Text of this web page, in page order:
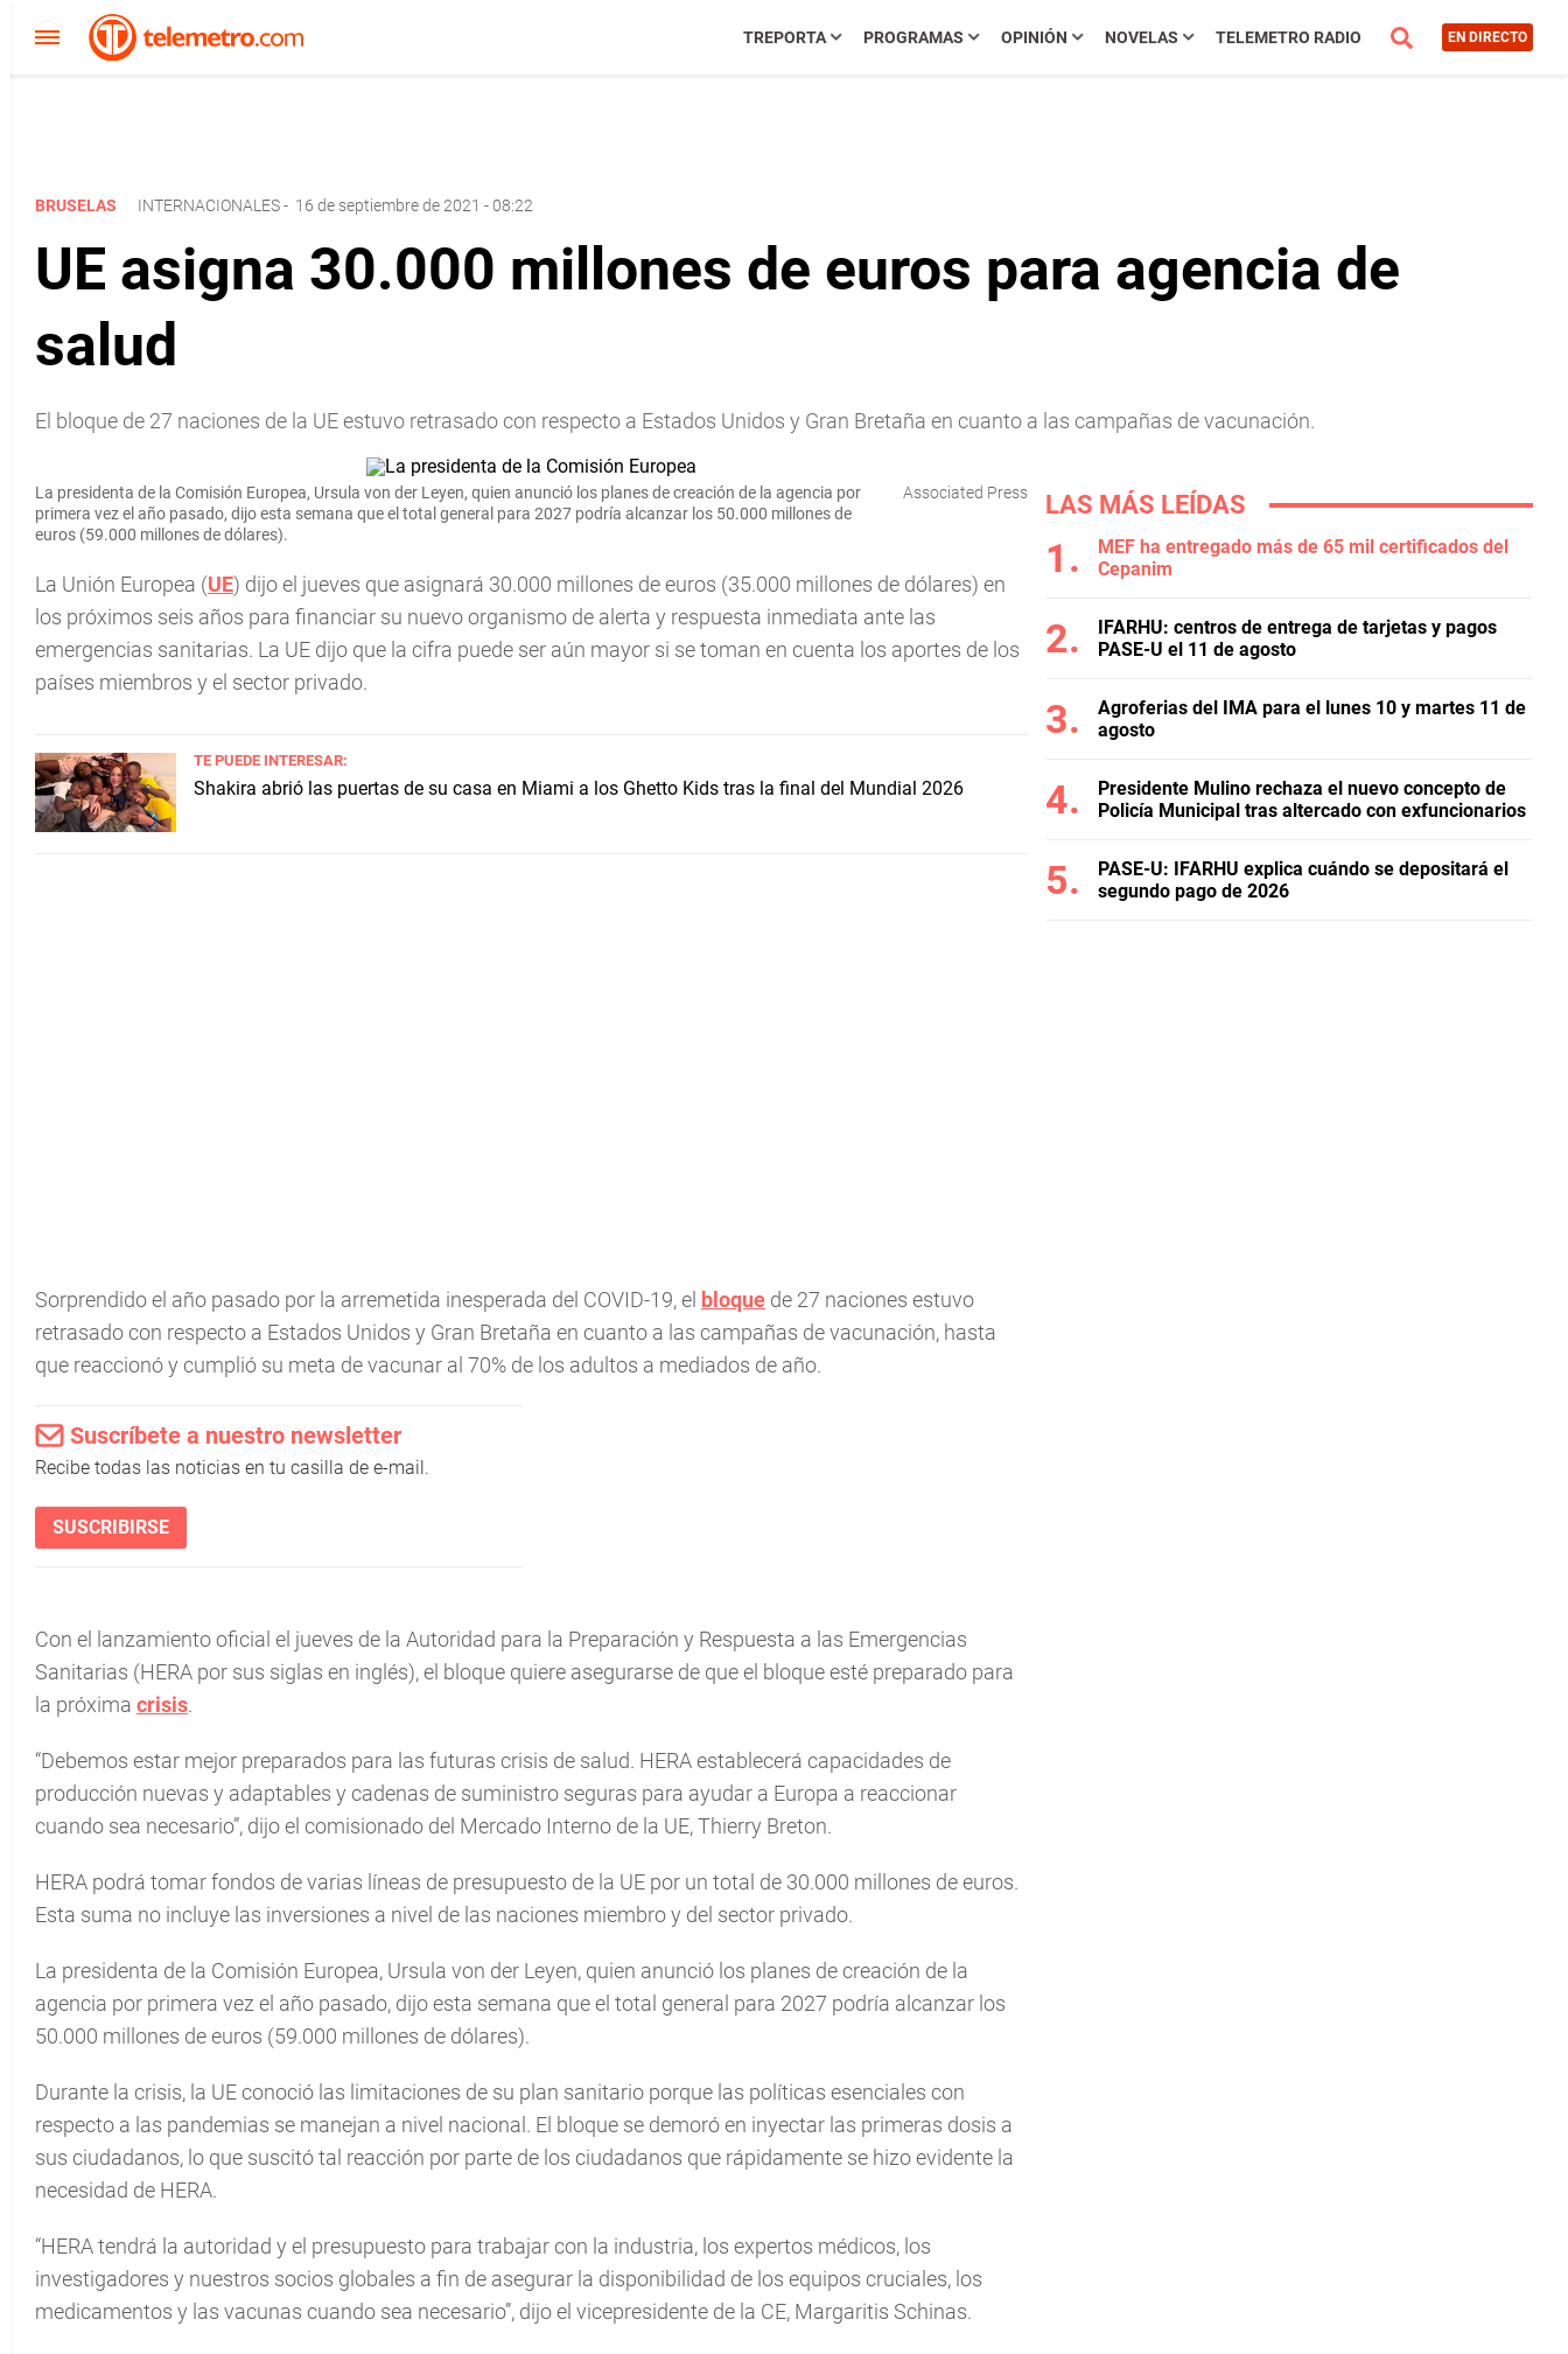
TREPORTA PROGRAMAS OPINIÓN NOVELAS TELEMETRO RADIO EN DIRECTO
BRUSELAS INTERNACIONALES- 16 de septiembre de 2021 - 08:22
UE asigna 30.000 millones de euros para agencia de
salud
El bloque de 27 naciones de la UE estuvo retrasado con respecto a Estados Unidos y Gran Bretaña en cuanto a las campañas de vacunación.
La presidenta de la Comisión Europea, Ursula von der Leyen, quien anunció los planes de creación de la agencia por
primera vez el año pasado, dijo esta semana que el total general para 2027 podría alcanzar los 50.000 millones de
euros (59.000 millones de dólares).
Associated Press
La Unión Europea (UE) dijo el jueves que asignará 30.000 millones de euros (35.000 millones de dólares) en
los próximos seis años para financiar su nuevo organismo de alerta y respuesta inmediata ante las
emergencias sanitarias. La UE dijo que la cifra puede ser aún mayor si se toman en cuenta los aportes de los
países miembros y el sector privado.
TE PUEDE INTERESAR:
Shakira abrió las puertas de su casa en Miami a los Ghetto Kids tras la final del Mundial 2026
Sorprendido el año pasado por la arremetida inesperada del COVID-19, el bloque de 27 naciones estuvo
retrasado con respecto a Estados Unidos y Gran Bretaña en cuanto a las campañas de vacunación, hasta
que reaccionó y cumplió su meta de vacunar al 70% de los adultos a mediados de año.
Suscríbete a nuestro newsletter
Recibe todas las noticias en tu casilla de e-mail.
SUSCRIBIRSE
Con el lanzamiento oficial el jueves de la Autoridad para la Preparación y Respuesta a las Emergencias
Sanitarias (HERA por sus siglas en inglés), el bloque quiere asegurarse de que el bloque esté preparado para
la próxima crisis.
“Debemos estar mejor preparados para las futuras crisis de salud. HERA establecerá capacidades de
producción nuevas y adaptables y cadenas de suministro seguras para ayudar a Europa a reaccionar
cuando sea necesario”, dijo el comisionado del Mercado Interno de la UE, Thierry Breton.
HERA podrá tomar fondos de varias líneas de presupuesto de la UE por un total de 30.000 millones de euros.
Esta suma no incluye las inversiones a nivel de las naciones miembro y del sector privado.
La presidenta de la Comisión Europea, Ursula von der Leyen, quien anunció los planes de creación de la
agencia por primera vez el año pasado, dijo esta semana que el total general para 2027 podría alcanzar los
50.000 millones de euros (59.000 millones de dólares).
Durante la crisis, la UE conoció las limitaciones de su plan sanitario porque las políticas esenciales con
respecto a las pandemias se manejan a nivel nacional. El bloque se demoró en inyectar las primeras dosis a
sus ciudadanos, lo que suscitó tal reacción por parte de los ciudadanos que rápidamente se hizo evidente la
necesidad de HERA.
“HERA tendrá la autoridad y el presupuesto para trabajar con la industria, los expertos médicos, los
investigadores y nuestros socios globales a fin de asegurar la disponibilidad de los equipos cruciales, los
medicamentos y las vacunas cuando sea necesario”, dijo el vicepresidente de la CE, Margaritis Schinas.
LAS MÁS LEÍDAS
MEF ha entregado más de 65 mil certificados del
Cepanim
IFARHU: centros de entrega de tarjetas y pagos
PASE-U el 11 de agosto
Agroferias del IMA para el lunes 10 y martes 11 de
agosto
Presidente Mulino rechaza el nuevo concepto de
Policía Municipal tras altercado con exfuncionarios
PASE-U: IFARHU explica cuándo se depositará el
segundo pago de 2026